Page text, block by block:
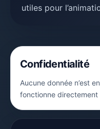
utiles pour
Confidentialité
Aucune donnée n’est
fonctionne